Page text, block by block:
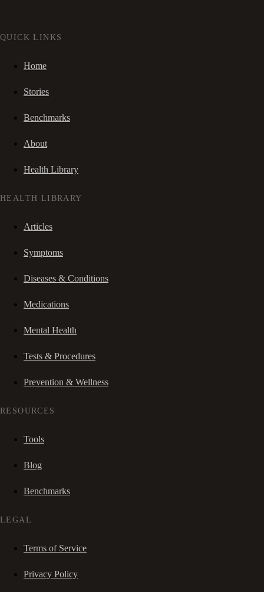
QUICK LINKS
Home
Stories
Benchmarks
About
Health Library
HEALTH LIBRARY
Articles
Symptoms
Diseases & Conditions
Medications
Mental Health
Tests & Procedures
Prevention & Wellness
RESOURCES
Tools
Blog
Benchmarks
LEGAL
Terms of Service
Privacy Policy